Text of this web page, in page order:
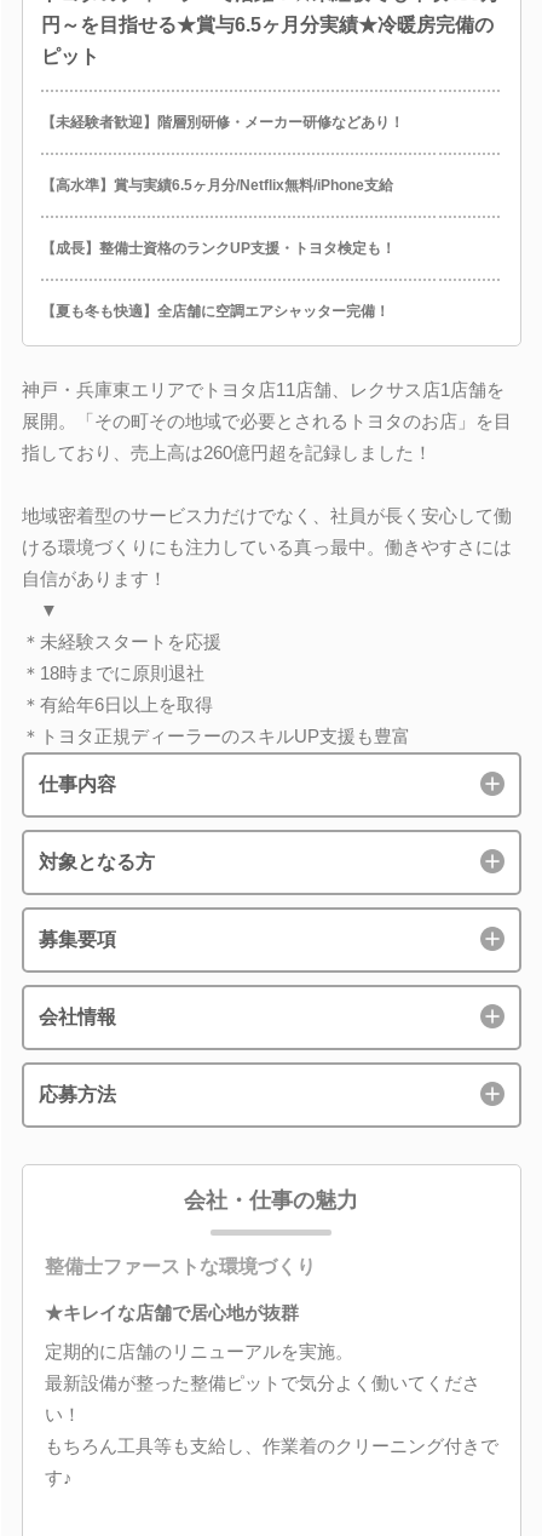
円～を目指せる★賞与6.5ヶ月分実績★冷暖房完備の
ピット
【未経験者歓迎】階層別研修・メーカー研修などあり！
【高水準】賞与実績6.5ヶ月分/Netflix無料/iPhone支給
【成長】整備士資格のランクUP支援・トヨタ検定も！
【夏も冬も快適】全店舗に空調エアシャッター完備！
神戸・兵庫東エリアでトヨタ店11店舗、レクサス店1店舗を
展開。「その町その地域で必要とされるトヨタのお店」を目
指しており、売上高は260億円超を記録しました！
地域密着型のサービス力だけでなく、社員が長く安心して働
ける環境づくりにも注力している真っ最中。働きやすさには
自信があります！
▼
＊未経験スタートを応援
＊18時までに原則退社
＊有給年6日以上を取得
＊トヨタ正規ディーラーのスキルUP支援も豊富
仕事内容
対象となる方
募集要項
会社情報
応募方法
会社・仕事の魅力
整備士ファーストな環境づくり
★キレイな店舗で居心地が抜群
定期的に店舗のリニューアルを実施。
最新設備が整った整備ピットで気分よく働いてくださ
い！
もちろん工具等も支給し、作業着のクリーニング付きで
す♪